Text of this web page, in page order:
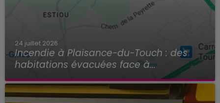
24 juillet 2026
Incendie à Plaisance-du-Touch : des
habitations évacuées face à...